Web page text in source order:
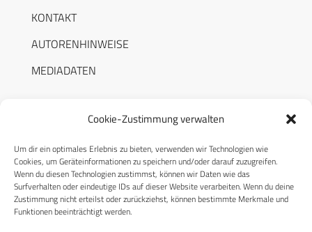
Cookie-Zustimmung verwalten
Um dir ein optimales Erlebnis zu bieten, verwenden wir Technologien wie
Cookies, um Geräteinformationen zu speichern und/oder darauf zuzugreifen.
Wenn du diesen Technologien zustimmst, können wir Daten wie das
Surfverhalten oder eindeutige IDs auf dieser Website verarbeiten. Wenn du deine
Zustimmung nicht erteilst oder zurückziehst, können bestimmte Merkmale und
Funktionen beeinträchtigt werden.
KONTAKT
AUTORENHINWEISE
MEDIADATEN
RECHTLICHES
Datenschutzerklärung
Cookie-Richtlinie (EU)